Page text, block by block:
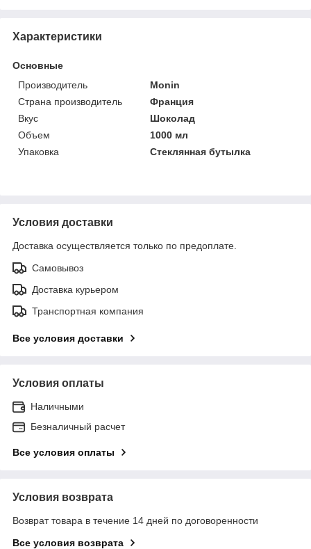
Характеристики
Основные
Производитель
Monin
Страна производитель
Франция
Вкус
Шоколад
Объем
1000 мл
Упаковка
Стеклянная бутылка
Условия доставки
Доставка осуществляется только по предоплате.
Самовывоз
Доставка курьером
Транспортная компания
Все условия доставки
Условия оплаты
Наличными
Безналичный расчет
Все условия оплаты
Условия возврата
Возврат товара в течение 14 дней по договоренности
Все условия возврата